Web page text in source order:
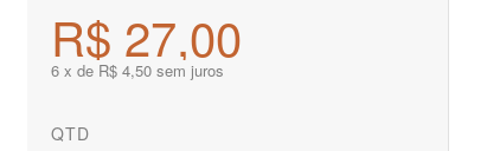
R$ 27,00
6 x de R$ 4,50 sem juros
QTD